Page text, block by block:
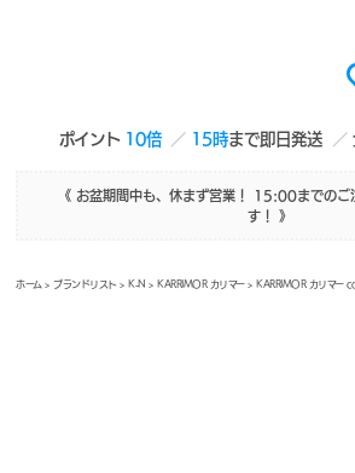
ポイント 10倍 15時まで即日発送
《 お盆期間中も、休まず営業！ 15:00までのご
す！ 》
ホーム >ブランドリスト > K-N > KARRIMOR カリマー> KARRIMOR カリマー